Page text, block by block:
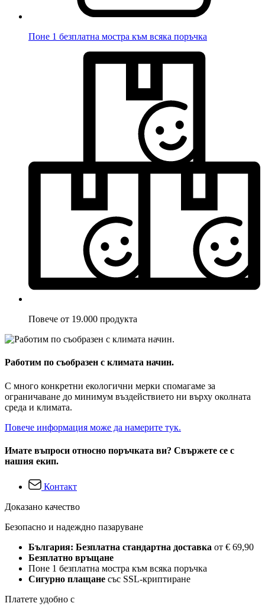
Поне 1 безплатна мостра към всяка поръчка
Повече от 19.000 продукта
Работим по съобразен с климата начин.
С много конкретни екологични мерки спомагаме за
ограничаване до минимум въздействието ни върху околната
среда и климата.
Повече информация може да намерите тук.
Имате въпроси относно поръчката ви? Свържете се с
нашия екип.
Контакт
Доказано качество
Безопасно и надеждно пазаруване
България: Безплатна стандартна доставка от € 69,90
Безплатно връщане
Поне 1 безплатна мостра към всяка поръчка
Сигурно плащане със SSL-криптиране
Платете удобно с